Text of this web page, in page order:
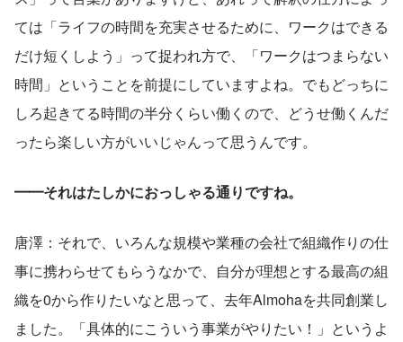
ては「ライフの時間を充実させるために、ワークはできる
だけ短くしよう」って捉われ方で、「ワークはつまらない
時間」ということを前提にしていますよね。でもどっちに
しろ起きてる時間の半分くらい働くので、どうせ働くんだ
ったら楽しい方がいいじゃんって思うんです。
━━それはたしかにおっしゃる通りですね。
唐澤：それで、いろんな規模や業種の会社で組織作りの仕
事に携わらせてもらうなかで、自分が理想とする最高の組
織を0から作りたいなと思って、去年Almohaを共同創業し
ました。「具体的にこういう事業がやりたい！」というよ